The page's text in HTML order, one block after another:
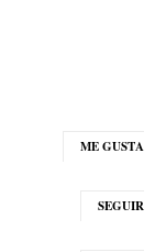
ME GUSTA
SEGUIR